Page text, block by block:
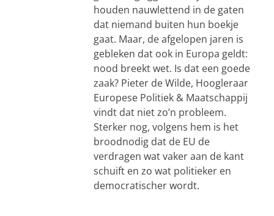
houden nauwlettend in de gaten
dat niemand buiten hun boekje
gaat. Maar, de afgelopen jaren is
gebleken dat ook in Europa geldt:
nood breekt wet. Is dat een goede
zaak? Pieter de Wilde, Hoogleraar
Europese Politiek & Maatschappij
vindt dat niet zo’n probleem.
Sterker nog, volgens hem is het
broodnodig dat de EU de
verdragen wat vaker aan de kant
schuift en zo wat politieker en
democratischer wordt.